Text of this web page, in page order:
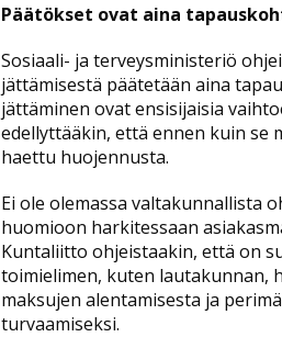
Päätökset ovat aina
Sosiaali- ja terveysministeriö
jättämisestä päätetään aina
jättäminen ovat ensisijaisia
edellyttääkin, että ennen kuin se
haettu huojennusta.
Ei ole olemassa valtakunnallista
huomioon harkitessaan
Kuntaliitto ohjeistaakin, että on
toimielimen, kuten lautakunnan,
maksujen alentamisesta ja
turvaamiseksi.